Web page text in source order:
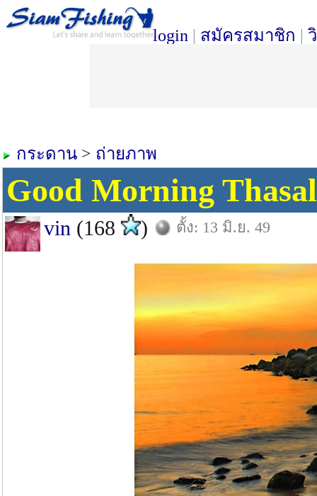
login | สมัครสมาชิก |
กระดาน > ถ่ายภาพ
Good Morning
vin (168 ) ตั้ง: 13 มิ.ย. 49